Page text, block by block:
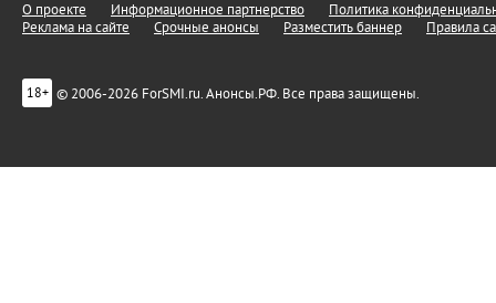
О проекте Информационное партнерство
Политика
Реклама на сайте
Срочные анонсы Разместить баннер Правила
18+ © 2006-2026 ForSMI.ru. Анонсы.РФ. Все права защищены.